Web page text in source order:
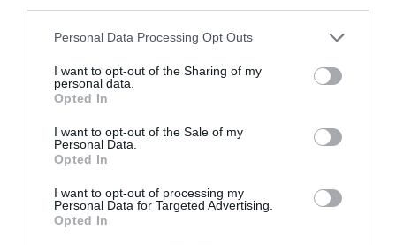
Personal Data Processing Opt Outs
I want to opt-out of the Sharing of my
personal data.
Opted In
I want to opt-out of the Sale of my
Personal Data.
Opted In
I want to opt-out of processing my
Personal Data for Targeted Advertising.
Opted In
ASEMENEA